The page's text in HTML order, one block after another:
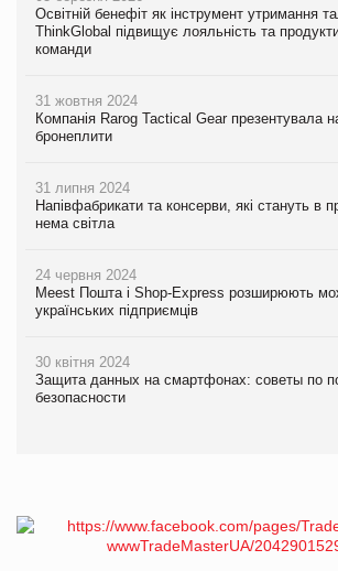
Освітній бенефіт як інструмент утримання
ThinkGlobal підвищує лояльність та
команди
31 жовтня 2024
Компанія Rarog Tactical Gear презентувала
бронеплити
31 липня 2024
Напівфабрикати та консерви, які стануть в
нема світла
24 червня 2024
Meest Пошта і Shop-Express розширюють
українських підприємців
30 квітня 2024
Защита данных на смартфонах: советы по
безопасности